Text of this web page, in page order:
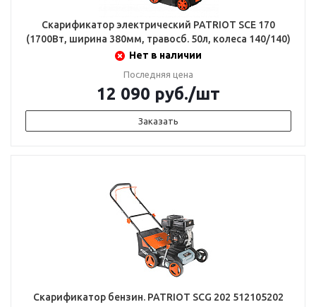
Скарификатор электрический PATRIOT SCE 170
(1700Вт, ширина 380мм, травосб. 50л, колеса 140/140)
Нет в наличии
Последняя цена
12 090 руб./шт
Заказать
Скарификатор бензин. PATRIOT SCG 202 512105202